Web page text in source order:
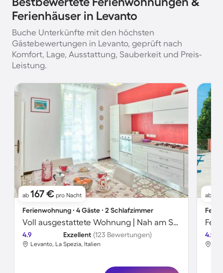
Ferienhäuser in Levanto
Buche Unterkünfte mit den höchsten
Gästebewertungen in Levanto, geprüft nach
Komfort, Lage, Ausstattung, Sauberkeit und Preis-
Leistung.
ab 167 € pro Nacht
Ferienwohnung ∙ 4 Gäste ∙ 2 Schlafzimmer
Voll ausgestattete Wohnung | Nah am Strand
4.9 Exzellent (123 Bewertungen)
Levanto, La Spezia, Italien
ab
4.9